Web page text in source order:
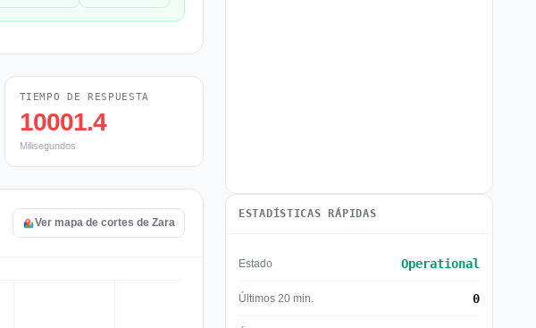
TIEMPO DE RESPUESTA
10001.4
Milisegundos
Ver mapa de cortes de Zara
ESTADÍSTICAS RÁPIDAS
Estado Operational
Últimos 20 min. 0